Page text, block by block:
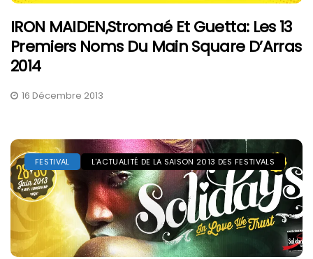
IRON MAIDEN,Stromaé Et Guetta: Les 13
Premiers Noms Du Main Square D’Arras
2014
16 Décembre 2013
FESTIVAL L'ACTUALITÉ DE LA SAISON 2013 DES FESTIVALS